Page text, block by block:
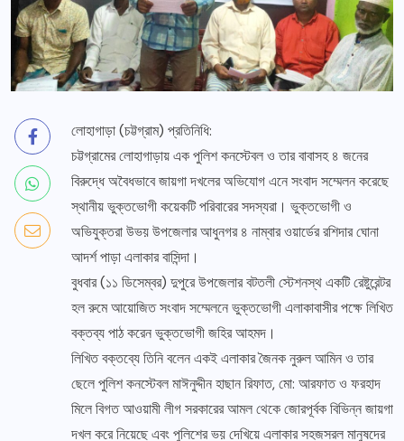
লোহাগাড়া (চট্টগ্রাম) প্রতিনিধি:
চট্টগ্রামের লোহাগাড়ায় এক পুলিশ কনস্টেবল ও তার বাবাসহ ৪ জনের
বিরুদ্ধে অবৈধভাবে জায়গা দখলের অভিযোগ এনে সংবাদ সম্মেলন করেছে
স্থানীয় ভুক্তভোগী কয়েকটি পরিবারের সদস্যরা। ভুক্তভোগী ও
অভিযুক্তরা উভয় উপজেলার আধুনগর ৪ নাম্বার ওয়ার্ডের রশিদার ঘোনা
আদর্শ পাড়া এলাকার বাসিন্দা।
বুধবার (১১ ডিসেম্বর) দুপুরে উপজেলার বটতলী স্টেশনস্থ একটি রেষ্টুরেন্টর
হল রুমে আয়োজিত সংবাদ সম্মেলনে ভুক্তভোগী এলাকাবাসীর পক্ষে লিখিত
বক্তব্য পাঠ করেন ভুক্তভোগী জহির আহমদ।
লিখিত বক্তব্যে তিনি বলেন একই এলাকার জৈনক নুরুল আমিন ও তার
ছেলে পুলিশ কনস্টেবল মাঈনুদ্দীন হাছান রিফাত, মো: আরফাত ও ফরহাদ
মিলে বিগত আওয়ামী লীগ সরকারের আমল থেকে জোরপূর্বক বিভিন্ন জায়গা
দখল করে নিয়েছে এবং পুলিশের ভয় দেখিয়ে এলাকার সহজসরল মানুষদের